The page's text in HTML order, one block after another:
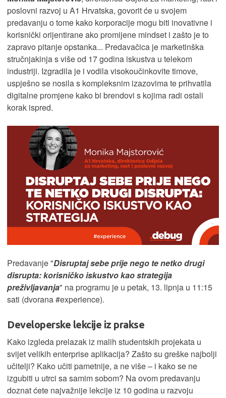
poslovni razvoj u A1 Hrvatska, govorit će u svojem
predavanju o tome kako korporacije mogu biti inovativne i
korisnički orijentirane ako promijene mindset i zašto je to
zapravo pitanje opstanka... Predavačica je marketinška
stručnjakinja s više od 17 godina iskustva u telekom
industriji. Izgradila je i vodila visokoučinkovite timove,
uspješno se nosila s kompleksnim izazovima te prihvatila
digitalne promjene kako bi brendovi s kojima radi ostali
korak ispred.
Predavanje "Disruptaj sebe prije nego te netko drugi
disrupta: korisničko iskustvo kao strategija
preživljavanja" na programu je u petak, 13. lipnja u 11:15
sati (dvorana #experience).
Developerske lekcije iz prakse
Kako izgleda prelazak iz malih studentskih projekata u
svijet velikih enterprise aplikacija? Zašto su greške najbolji
učitelji? Kako učiti pametnije, a ne više – i kako se ne
izgubiti u utrci sa samim sobom? Na ovom predavanju
doznat ćete najvažnije lekcije iz 10 godina u razvoju